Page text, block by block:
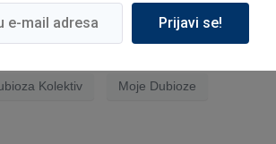
Kolektiv Moje Dubioze
Prijavi se!